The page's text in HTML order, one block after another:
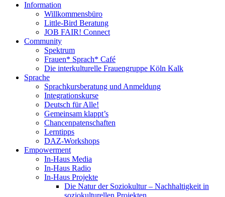
Information
Willkommensbüro
Little-Bird Beratung
JOB FAIR! Connect
Community
Spektrum
Frauen* Sprach* Café
Die interkulturelle Frauengruppe Köln Kalk
Sprache
Sprachkursberatung und Anmeldung
Integrationskurse
Deutsch für Alle!
Gemeinsam klappt’s
Chancenpatenschaften
Lerntipps
DAZ-Workshops
Empowerment
In-Haus Media
In-Haus Radio
In-Haus Projekte
Die Natur der Soziokultur – Nachhaltigkeit in
soziokulturellen Projekten